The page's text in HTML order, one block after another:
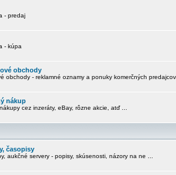
- predaj
- kúpa
obchody
obchody - reklamné oznamy a ponuky komerčných predajcov
nákup
cez inzeráty, eBay, rôzne akcie, atď ...
časopisy
aukčné servery - popisy, skúsenosti, názory na ne ...